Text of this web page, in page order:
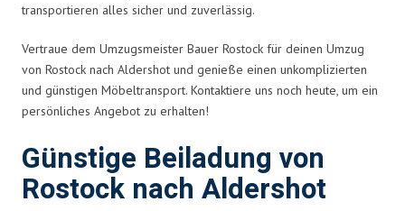
transportieren alles sicher und zuverlässig.
Vertraue dem Umzugsmeister Bauer Rostock für deinen Umzug
von Rostock nach Aldershot und genieße einen unkomplizierten
und günstigen Möbeltransport. Kontaktiere uns noch heute, um ein
persönliches Angebot zu erhalten!
Günstige Beiladung von
Rostock nach Aldershot